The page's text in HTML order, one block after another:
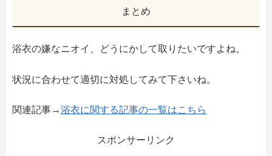
まとめ
浴衣の嫌なニオイ、どうにかして取りたいですよね。
状況に合わせて適切に対処してみて下さいね。
関連記事→浴衣に関する記事の一覧はこちら
スポンサーリンク